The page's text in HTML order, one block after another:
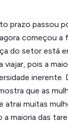
prazo passou
começou
do setor está
viajar, pois a
inerente.
que as
atrai muitas
a maioria das